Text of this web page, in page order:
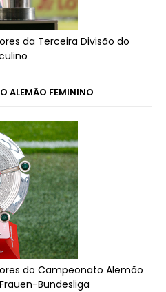
da Terceira Divisão do
ALEMÃO FEMININO
do Campeonato Alemão
Bundesliga